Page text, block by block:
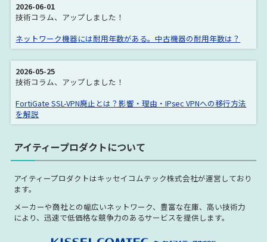
2026-06-01
技術コラム、アップしました！
ネットワーク機器には耐用年数がある。中古機器の耐用年数は？
2026-05-25
技術コラム、アップしました！
FortiGate SSL-VPN廃止とは？影響・理由・IPsec VPNへの移行方法
を解説
アイティープロダクトについて
アイティープロダクトはキッセイコムテック株式会社が運営しており
ます。
メーカーや商社との幅広いネットワーク、豊富な在庫、高い技術力
により、迅速で低価格な競争力のあるサービスを提供します。